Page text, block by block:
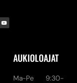
AUKIOLOAJAT
Ma-Pe 9:30-